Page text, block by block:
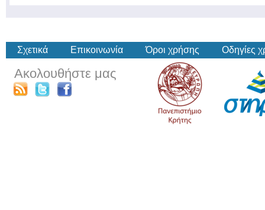
Σχετικά Επικοινωνία Όροι χρήσης Οδηγίες
Ακολουθήστε μας